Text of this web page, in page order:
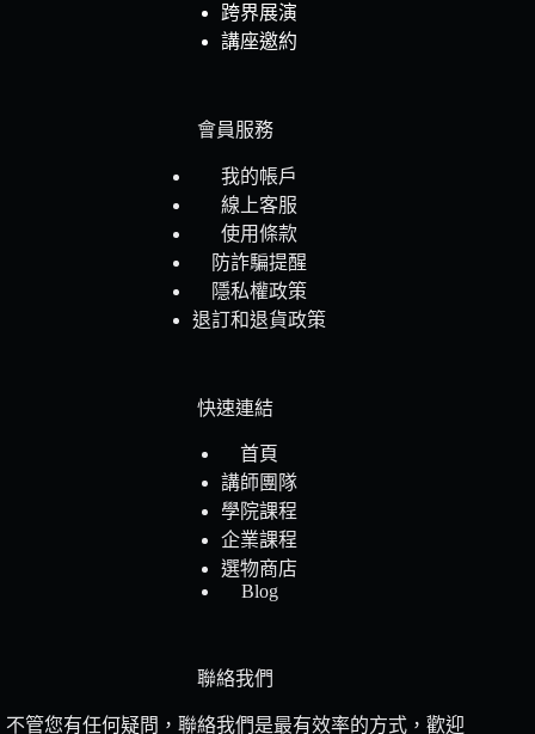
跨界展演
講座邀約
會員服務
我的帳戶
線上客服
使用條款
防詐騙提醒
隱私權政策
退訂和退貨政策
快速連結
首頁
講師團隊
學院課程
企業課程
選物商店
Blog
聯絡我們
不管您有任何疑問，聯絡我們是最有效率的方式，歡迎